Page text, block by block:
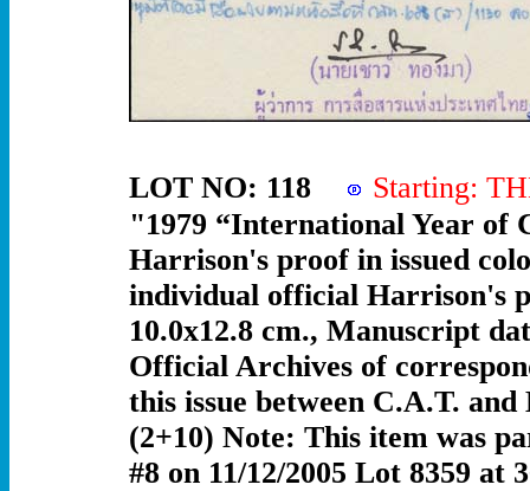
LOT NO: 118
Starting:
"1979 “International Year of
Harrison's proof in issued
individual official Harrison's
10.0x12.8 cm., Manuscript
Official Archives of
this issue between C.A.T.
(2+10) Note: This item was
#8 on 11/12/2005 Lot 8359 at